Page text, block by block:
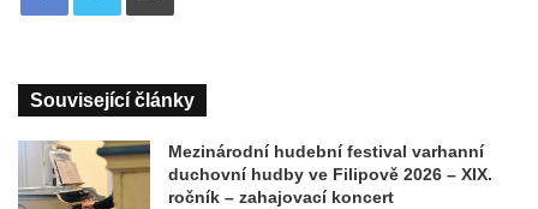
Související články
Mezinárodní hudební festival varhanní
duchovní hudby ve Filipově 2026 – XIX.
ročník – zahajovací koncert